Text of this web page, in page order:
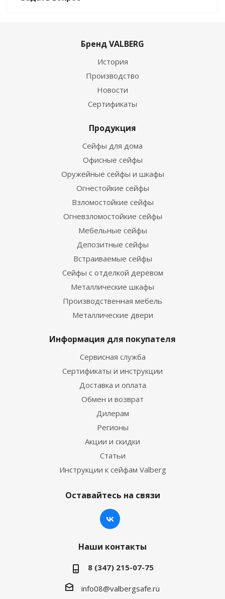
Бренд VALBERG
История
Производство
Новости
Сертификаты
Продукция
Сейфы для дома
Офисные сейфы
Оружейные сейфы и шкафы
Огнестойкие сейфы
Взломостойкие сейфы
Огневзломостойкие сейфы
Мебельные сейфы
Депозитные сейфы
Встраиваемые сейфы
Сейфы с отделкой деревом
Металлические шкафы
Производственная мебель
Металлические двери
Информация для покупателя
Сервисная служба
Сертификаты и инструкции
Доставка и оплата
Обмен и возврат
Дилерам
Регионы
Акции и скидки
Статьи
Инструкции к сейфам Valberg
Оставайтесь на связи
Наши контакты
8 (347) 215-07-75
info08@valbergsafe.ru